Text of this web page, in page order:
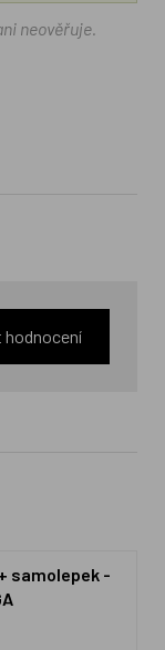
neověřuje.
hodnocení
+ samolepek -